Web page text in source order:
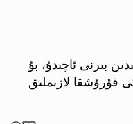
بىرنى ئاچىدۇ، بۇ
قۇرۇشقا لازىملىق